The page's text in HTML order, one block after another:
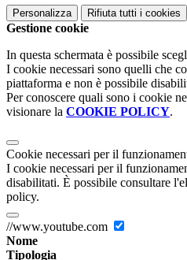
Personalizza Rifiuta tutti i cookies
Gestione cookie
In questa schermata è possibile
I cookie necessari sono quelli che
piattaforma e non è possibile
Per conoscere quali sono i cookie
visionare la COOKIE POLICY.
Cookie necessari per il
I cookie necessari per il
disabilitati. È possibile consultare
policy.
//www.youtube.com
Nome
Tipologia